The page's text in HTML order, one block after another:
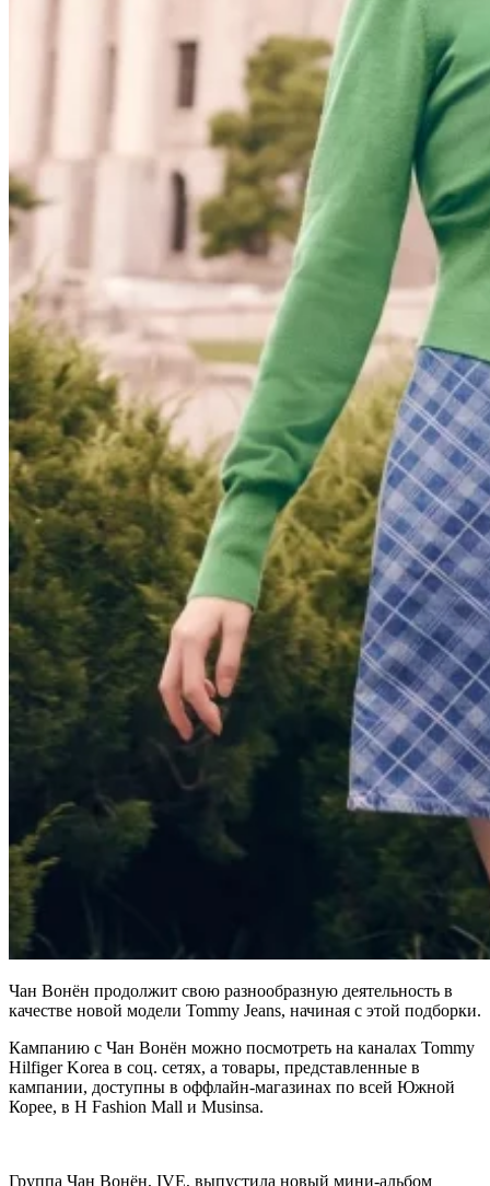
Чан Вонён продолжит свою разнообразную деятельность в
качестве новой модели Tommy Jeans, начиная с этой подборки.
Кампанию с Чан Вонён можно посмотреть на каналах Tommy
Hilfiger Korea в соц. сетях, а товары, представленные в
кампании, доступны в оффлайн-магазинах по всей Южной
Корее, в H Fashion Mall и Musinsa.
Группа Чан Вонён, IVE, выпустила новый мини-альбом